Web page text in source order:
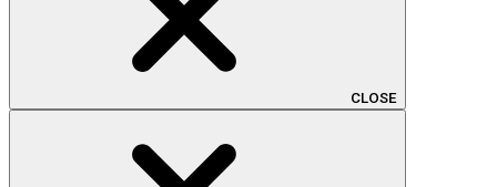
CLOSE